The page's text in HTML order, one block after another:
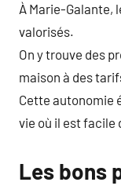
À Marie-Galante,
valorisés.
On y trouve des
maison à des
Cette autonomie
vie où il est facile
Les bons